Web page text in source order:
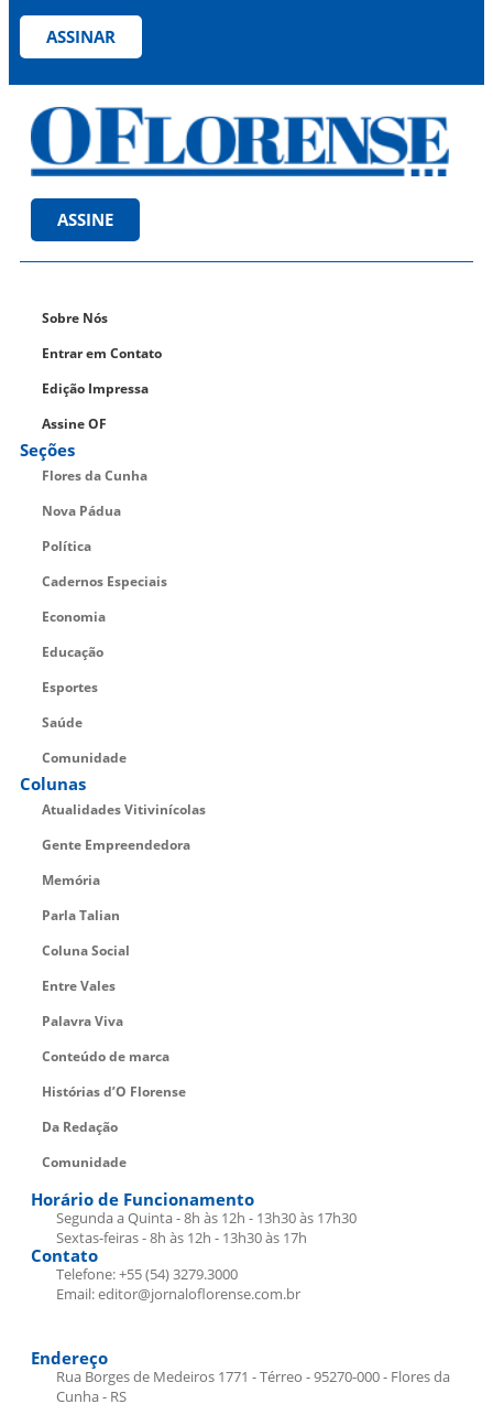
ASSINAR
ASSINE
Sobre Nós
Entrar em Contato
Edição Impressa
Assine OF
Seções
Flores da Cunha
Nova Pádua
Política
Cadernos Especiais
Economia
Educação
Esportes
Saúde
Comunidade
Colunas
Atualidades Vitivinícolas
Gente Empreendedora
Memória
Parla Talian
Coluna Social
Entre Vales
Palavra Viva
Conteúdo de marca
Histórias d’O Florense
Da Redação
Comunidade
Horário de Funcionamento
Segunda a Quinta - 8h às 12h - 13h30 às 17h30
Sextas-feiras - 8h às 12h - 13h30 às 17h
Contato
Telefone: +55 (54) 3279.3000
Email: editor@jornaloflorense.com.br
Endereço
Rua Borges de Medeiros 1771 - Térreo - 95270-000 - Flores da
Cunha - RS